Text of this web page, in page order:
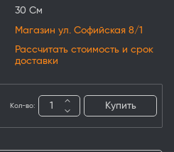
30 См
Магазин ул. Софийская 8/1
Рассчитать стоимость и срок
доставки
Кол-во: Купить